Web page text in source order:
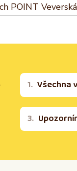
POINT
Všechna